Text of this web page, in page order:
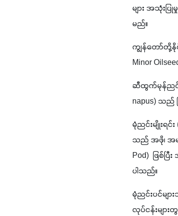
များ အသုံးပ
မည်။
ကျွန်တော်တို့နိုင်
Minor
ဆီထွက်မုန်ညင်း
napus) သည်
မုံညင်းမျိုးရင်
သည် အဖို၊ အမ
Pod)  ဖြစ်ပ
ပါသည်။
မုံညင်းပင်မျ
လုပ်ငန်းများ